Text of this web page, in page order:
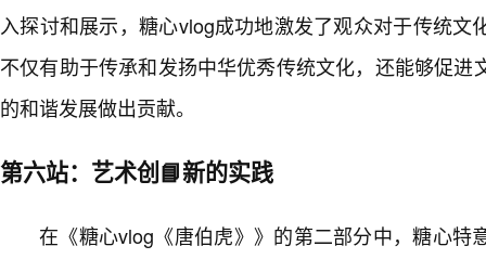
入探讨和展示，糖心vlog成功地激发了观众对于传统文
不仅有助于传承和发扬中华优秀传统文化，还能够促进
的和谐发展做出贡献。
第六站：艺术创📘新的实践
在《糖心vlog《唐伯虎》》的第二部分中，糖心特